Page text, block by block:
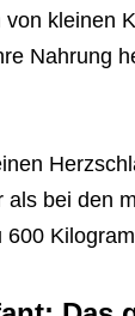
kleinen
Nahrung
bei den